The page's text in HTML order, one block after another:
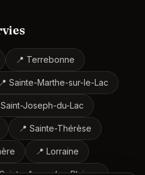
📍 Terrebonne
📍 Sainte-Marthe-sur-le-Lac
Saint-Joseph-du-Lac
📍 Sainte-Thérèse
📍 Lorraine